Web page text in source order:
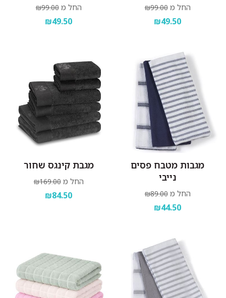
החל מ ₪99.00
₪49.50
החל מ ₪99.00
₪49.50
מגבות מטבח פסים
נייבי
החל מ ₪89.00
₪44.50
מגבת קינגס שחור
החל מ ₪169.00
₪84.50